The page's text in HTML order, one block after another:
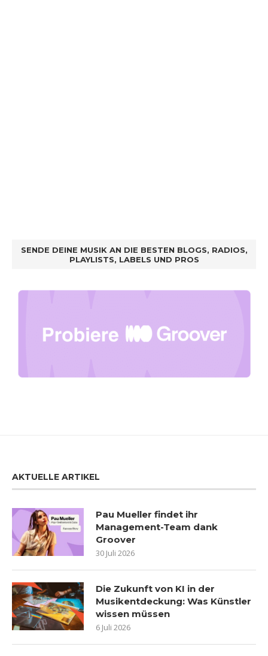
SENDE DEINE MUSIK AN DIE BESTEN BLOGS, RADIOS,
PLAYLISTS, LABELS UND PROS
AKTUELLE ARTIKEL
Pau Mueller findet ihr
Management-Team dank
Groover
30 Juli 2026
Die Zukunft von KI in der
Musikentdeckung: Was Künstler
wissen müssen
6 Juli 2026